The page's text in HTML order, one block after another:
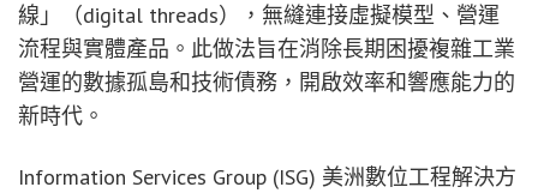
線」（digital threads），無縫連接虛擬模型、營運
流程與實體產品。此做法旨在消除長期困擾複雜工業
營運的數據孤島和技術債務，開啟效率和響應能力的
新時代。
Information Services Group (ISG) 美洲數位工程解決方